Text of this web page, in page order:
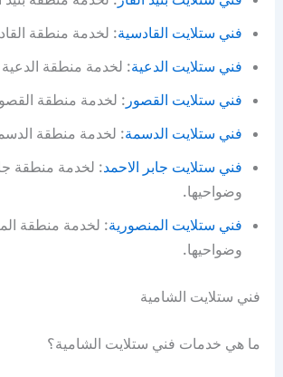
فني ستلايت القادسية: لخدمة منطقة
فني ستلايت الدعية: لخدمة منطقة
فني ستلايت القصور : لخدمة منطقة
فني ستلايت الدسمة: لخدمة منطقة
فني ستلايت جابر الاحمد: لخدمة منطقة
وضواحيها.
فني ستلايت المنصورية: لخدمة منطقة
وضواحيها.
فني ستلايت الشامية
ما هي خدمات فني ستلايت الشامية؟